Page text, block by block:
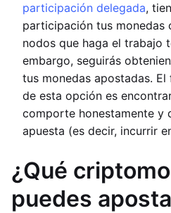
participación delegada,
participación tus monedas
nodos que haga el trabajo
embargo, seguirás
tus monedas apostadas.
de esta opción es
comporte honestamente y
apuesta (es decir, incurrir
¿Qué
puedes